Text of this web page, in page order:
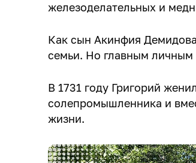
железоделательных и
Как сын Акинфия
семьи. Но главным личным
В 1731 году Григорий
солепромышленника и
жизни.